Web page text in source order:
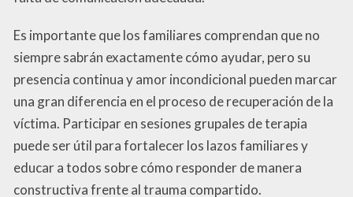
Es importante que los familiares comprendan que no
siempre sabrán exactamente cómo ayudar, pero su
presencia continua y amor incondicional pueden marcar
una gran diferencia en el proceso de recuperación de la
víctima. Participar en sesiones grupales de terapia
puede ser útil para fortalecer los lazos familiares y
educar a todos sobre cómo responder de manera
constructiva frente al trauma compartido.